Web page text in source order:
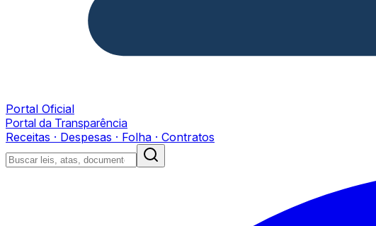
Portal Oficial
Portal da Transparência
Receitas · Despesas · Folha · Contratos